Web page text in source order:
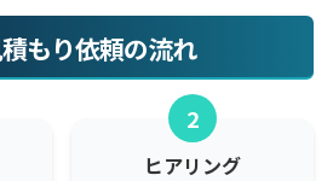
もり依頼の流れ
2
ヒアリング